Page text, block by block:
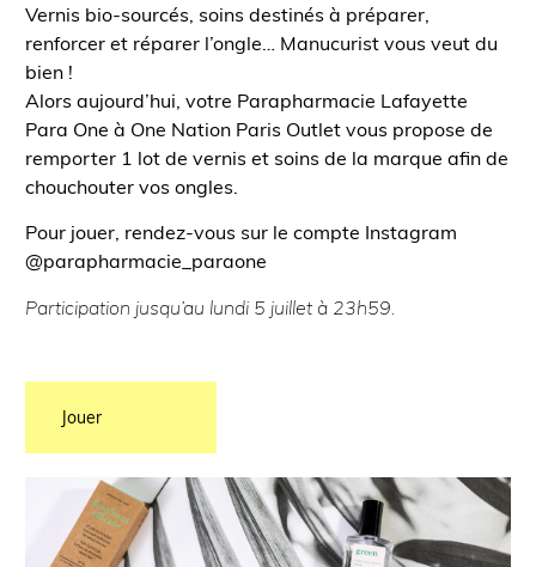
Vernis bio-sourcés, soins destinés à préparer,
renforcer et réparer l’ongle… Manucurist vous veut du
bien !
Alors aujourd’hui, votre Parapharmacie Lafayette
Para One à One Nation Paris Outlet vous propose de
remporter 1 lot de vernis et soins de la marque afin de
chouchouter vos ongles.
Pour jouer, rendez-vous sur le compte Instagram
@parapharmacie_paraone
Participation jusqu’au lundi 5 juillet à 23h59.
Jouer